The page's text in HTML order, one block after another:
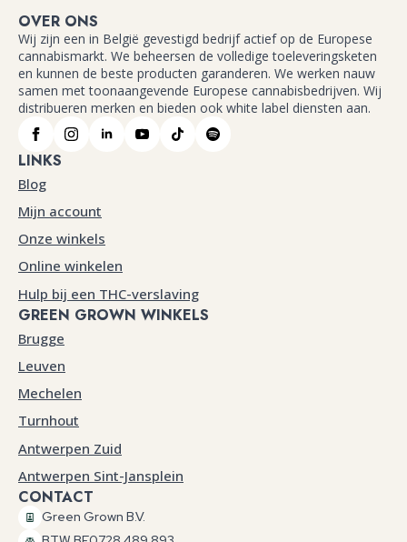
OVER ONS
Wij zijn een in België gevestigd bedrijf actief op de Europese
cannabismarkt. We beheersen de volledige toeleveringsketen
en kunnen de beste producten garanderen. We werken nauw
samen met toonaangevende Europese cannabisbedrijven. Wij
distribueren merken en bieden ook white label diensten aan.
LINKS
Blog
Mijn account
Onze winkels
Online winkelen
Hulp bij een THC-verslaving
GREEN GROWN WINKELS
Brugge
Leuven
Mechelen
Turnhout
Antwerpen Zuid
Antwerpen Sint-Jansplein
CONTACT
Green Grown B.V.